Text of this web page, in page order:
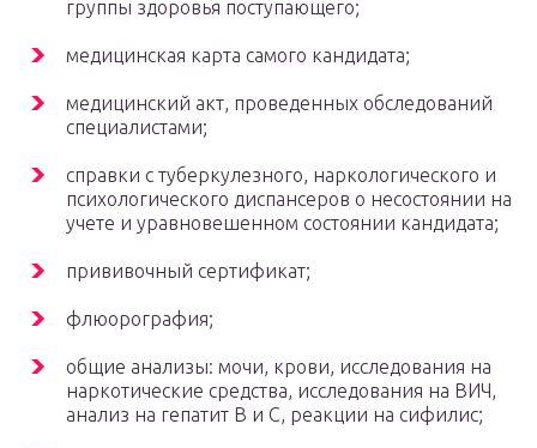
группы здоровья поступающего;
медицинская карта самого кандидата;
медицинский акт, проведенных обследований
специалистами;
справки с туберкулезного, наркологического и
психологического диспансеров о несостоянии на
учете и уравновешенном состоянии кандидата;
прививочный сертификат;
флюорография;
общие анализы: мочи, крови, исследования на
наркотические средства, исследования на ВИЧ,
анализ на гепатит B и C, реакции на сифилис;